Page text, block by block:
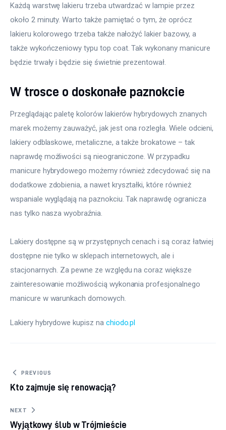
Każdą warstwę lakieru trzeba utwardzać w lampie przez
około 2 minuty. Warto także pamiętać o tym, że oprócz
lakieru kolorowego trzeba także nałożyć lakier bazowy, a
także wykończeniowy typu top coat. Tak wykonany manicure
będzie trwały i będzie się świetnie prezentował.
W trosce o doskonałe paznokcie
Przeglądając paletę kolorów lakierów hybrydowych znanych
marek możemy zauważyć, jak jest ona rozległa. Wiele odcieni,
lakiery odblaskowe, metaliczne, a także brokatowe – tak
naprawdę możliwości są nieograniczone. W przypadku
manicure hybrydowego możemy również zdecydować się na
dodatkowe zdobienia, a nawet kryształki, które również
wspaniale wyglądają na paznokciu. Tak naprawdę ogranicza
nas tylko nasza wyobraźnia.
Lakiery dostępne są w przystępnych cenach i są coraz łatwiej
dostępne nie tylko w sklepach internetowych, ale i
stacjonarnych. Za pewne ze względu na coraz większe
zainteresowanie możliwością wykonania profesjonalnego
manicure w warunkach domowych.
Lakiery hybrydowe kupisz na chiodo.pl
Nawigacja wpisu
PREVIOUS
Kto zajmuje się renowacją?
NEXT
Wyjątkowy ślub w Trójmieście